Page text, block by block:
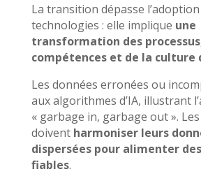
La transition dépasse l’adoption
technologies : elle implique une
transformation des
compétences et de la culture
Les données erronées ou
aux algorithmes d’IA, illustrant
« garbage in, garbage out ».
doivent harmoniser leurs
dispersées pour alimenter
fiables.